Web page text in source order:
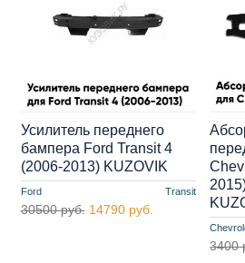
Ford Transit
Усилитель переднего
бампера Ford Transit 4
(2006-2013) KUZOVIK
30500 руб. 14790 руб.
3400